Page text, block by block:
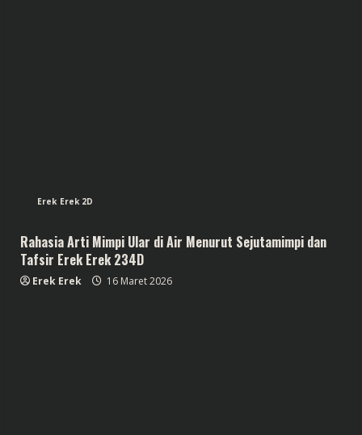
Erek Erek 2D
Rahasia Arti Mimpi Ular di Air Menurut Sejutamimpi dan
Tafsir Erek Erek 234D
Erek Erek 16 Maret 2026